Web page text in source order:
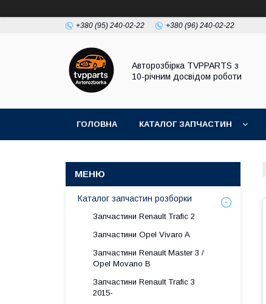
+380 (95) 240-02-22 +380 (96) 240-02-22
Авторозбірка TVPPARTS з
10-річним досвідом роботи
ГОЛОВНА КАТАЛОГ ЗАПЧАСТИН
Каталог запчастин розборки
Запчастини Renault Trafic 2
Запчастини Opel Vivaro A
Запчастини Renault Master 3 /
Opel Movano B
Запчастини Renault Trafic 3
2015-